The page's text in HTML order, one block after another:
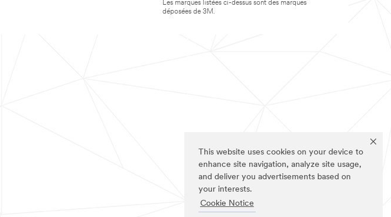
This website uses cookies on your device to
enhance site navigation, analyze site usage,
and deliver you advertisements based on
your interests.
Cookie Notice
Les marques listées ci-dessus sont des marques
déposées de 3M.